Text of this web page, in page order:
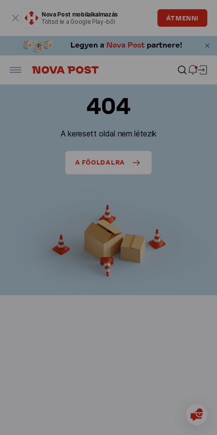
Nova Post mobilalkalmazás
Töltsd le a Google Play-ből
ÁTMENNI
404
A keresett oldal nem létezik
A FŐOLDALRA